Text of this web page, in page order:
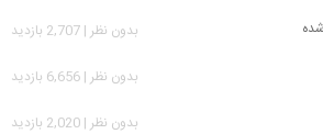
بدون نظر | 2,707 بازدید
بدون نظر | 6,656 بازدید
بدون نظر | 2,020 بازدید